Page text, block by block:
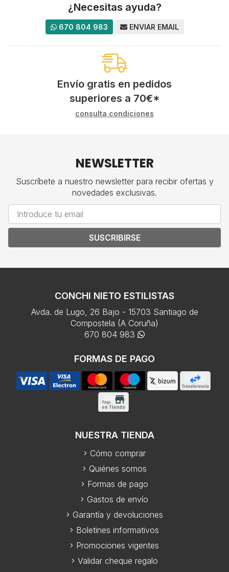
¿Necesitas ayuda?
670 804 983 ENVIAR EMAIL
Envío gratis en pedidos
superiores a 70€*
consulta condiciones
NEWSLETTER
Suscríbete a nuestro newsletter para recibir ofertas y
novedades exclusivas.
SUSCRIBIRSE
CONCHI NIETO ESTILISTAS
Avda. de Lugo, 26 Bajo - 15703 Santiago de
Compostela (A Coruña)
670 804 983
FORMAS DE PAGO
NUESTRA TIENDA
Cómo comprar
Quiénes somos
Formas de pago
Gastos de envío
Garantía y devoluciones
Boletines informativos
Promociones vigentes
Validar cheque regalo